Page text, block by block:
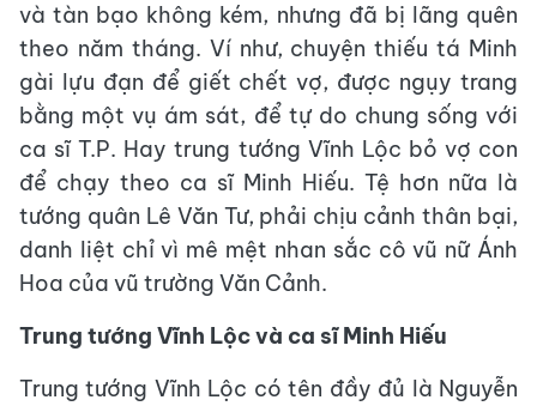
và tàn bạo không kém, nhưng đã bị lãng quên
theo năm tháng. Ví như, chuyện thiếu tá Minh
gài lựu đạn để giết chết vợ, được ngụy trang
bằng một vụ ám sát, để tự do chung sống với
ca sĩ T.P. Hay trung tướng Vĩnh Lộc bỏ vợ con
để chạy theo ca sĩ Minh Hiếu. Tệ hơn nữa là
tướng quân Lê Văn Tư, phải chịu cảnh thân bại,
danh liệt chỉ vì mê mệt nhan sắc cô vũ nữ Ánh
Hoa của vũ trường Văn Cảnh.
Trung tướng Vĩnh Lộc và ca sĩ Minh Hiếu
Trung tướng Vĩnh Lộc có tên đầy đủ là Nguyễn